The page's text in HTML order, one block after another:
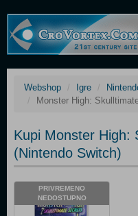
Webshop Igre
Monster High:
Kupi Monster High:
(Nintendo Switch)
PRIVREMENO
NEDOSTUPNO